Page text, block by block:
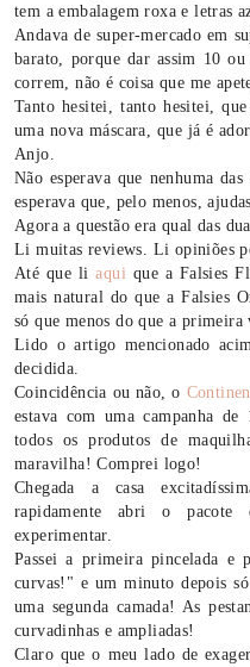
tem a embalagem roxa e letras
Andava de super-mercado em
barato, porque dar assim 10
correm, não é coisa que me
Tanto hesitei, tanto hesitei,
uma nova máscara, que já é
Anjo.
Não esperava que nenhuma
esperava que, pelo menos,
Agora a questão era qual das
Li muitas reviews. Li opiniões
Até que liaqui que a Falsies
mais natural do que a Falsies
só que menos do que a primeira
Lido o artigo mencionado
decidida.
Coincidência ou não, o
estava com uma campanha
todos os produtos de
maravilha! Comprei logo!
Chegada a casa
rapidamente abri o
experimentar.
Passei a primeira pincelada e
curvas!" e um minuto depois
uma segunda camada! As
curvadinhas e ampliadas!
Claro que o meu lado de